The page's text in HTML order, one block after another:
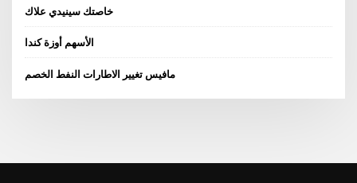
خاصتك سينيدي علاك
الأسهم أوزة كندا
مافيس تغيير الاطارات النفط الخصم